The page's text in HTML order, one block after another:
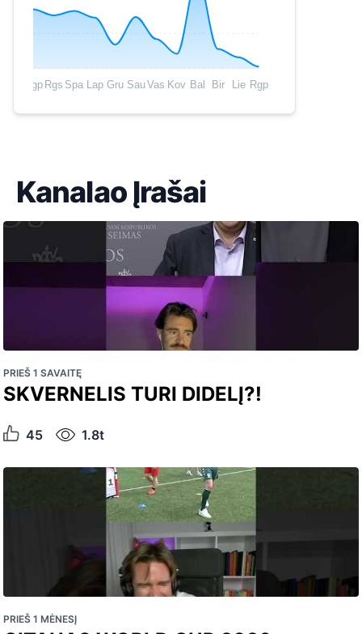
Rgp Rgs Spa Lap Gru SauVas Kov Bal Bir Lie Rgp
Kanalao Įrašai
PRIEŠ 1 SAVAITĘ
SKVERNELIS TURI DIDELĮ?!
45 1.8t
PRIEŠ 1 MĖNESĮ